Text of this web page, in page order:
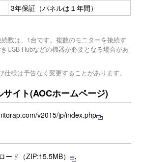
3年保証（パネルは１年間）
数は、1台です。複数のモニターを接続す
USB Hubなどの機器が必要となる場合があ
仕様は予告なく変更することがあります。
イト(AOCホームページ)
v2015/jp/index.php
ード（ZIP:15.5MB）